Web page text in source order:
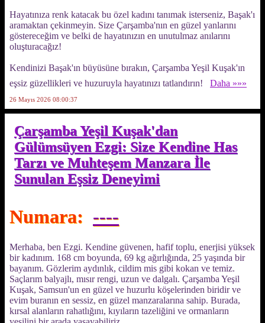
Hayatınıza renk katacak bu özel kadını tanımak isterseniz, Başak'ı
aramaktan çekinmeyin. Size Çarşamba'nın en güzel yanlarını
göstereceğim ve belki de hayatınızın en unutulmaz anılarını
oluşturacağız!
Kendinizi Başak'ın büyüsüne bırakın, Çarşamba Yeşil Kuşak'ın
eşsiz güzellikleri ve huzuruyla hayatınızı tatlandırın!
Daha »»»
26 Mayıs 2026 08:00:37
Çarşamba Yeşil Kuşak'dan
Gülümsüyen Ezgi: Size Kendine Has
Tarzı ve Muhteşem Manzara İle
Sunulan Eşsiz Deneyimi
Numara: ----
Merhaba, ben Ezgi. Kendine güvenen, hafif toplu, enerjisi yüksek
bir kadınım. 168 cm boyunda, 69 kg ağırlığında, 25 yaşında bir
bayanım. Gözlerim aydınlık, cildim mis gibi kokan ve temiz.
Saçlarım balyajlı, mısır rengi, uzun ve dalgalı. Çarşamba Yeşil
Kuşak, Samsun'un en güzel ve huzurlu köşelerinden biridir ve
evim buranın en sessiz, en güzel manzaralarına sahip. Burada,
kırsal alanların rahatlığını, kıyıların tazeliğini ve ormanların